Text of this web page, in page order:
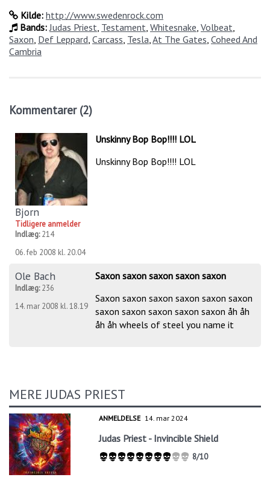
Kilde: http://www.swedenrock.com
Bands: Judas Priest, Testament, Whitesnake, Volbeat,
Saxon, Def Leppard, Carcass, Tesla,At The Gates, Coheed And
Cambria
Kommentarer (2)
Bjorn
Tidligere anmelder
Indlæg:214
06. feb 2008 kl. 20.04
Unskinny Bop Bop!!!! LOL
Unskinny Bop Bop!!!! LOL
Ole Bach
Indlæg:236
14. mar 2008 kl. 18.19
Saxon saxon saxon saxon saxon
Saxon saxon saxon saxon saxon saxon
saxon saxon saxon saxon saxon åh åh
åh åh wheels of steel you name it
MERE JUDAS PRIEST
ANMELDELSE 14. mar 2024
Judas Priest - Invincible Shield
8/10